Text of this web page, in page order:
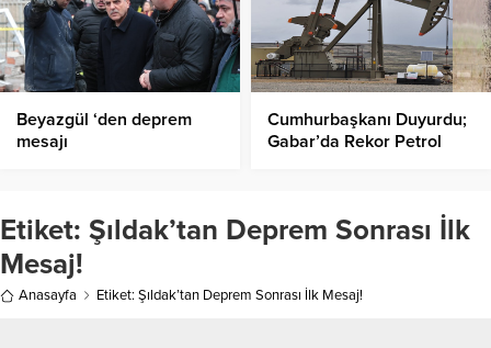
Beyazgül ‘den deprem
mesajı
Cumhurbaşkanı Duyurdu;
Gabar’da Rekor Petrol
Etiket: Şıldak’tan Deprem Sonrası İlk
Mesaj!
Anasayfa Etiket: Şıldak’tan Deprem Sonrası İlk Mesaj!